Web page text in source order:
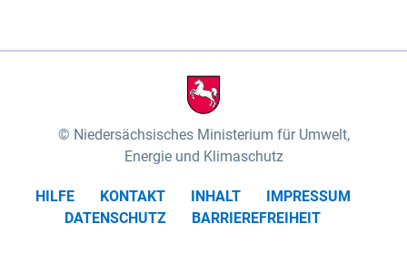
Niedersächsisches Ministerium für Umwelt,
Energie und Klimaschutz
HILFE KONTAKT INHALT
IMPRESSUM
DATENSCHUTZ
BARRIEREFREIHEIT